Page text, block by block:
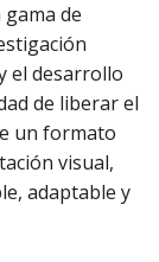
de
el desarrollo
de liberar el
un formato
visual,
adaptable y